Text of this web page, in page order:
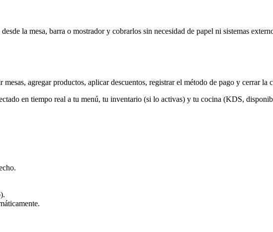
la mesa, barra o mostrador y cobrarlos sin necesidad de papel ni sistemas
agregar productos, aplicar descuentos, registrar el método de pago y cerrar
en tiempo real a tu menú, tu inventario (si lo activas) y tu cocina (KDS,